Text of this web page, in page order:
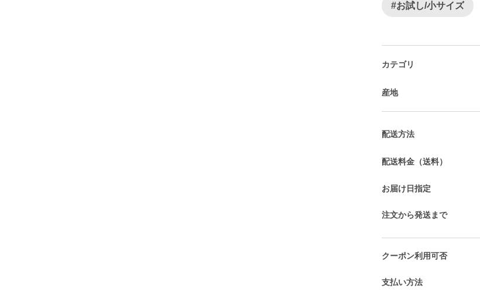
#お試し/小サイズ
カテゴリ
産地
配送方法
配送料金（送料）
お届け日指定
注文から発送まで
クーポン利用可否
支払い方法